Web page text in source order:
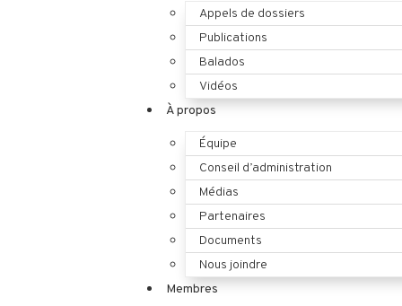
Appels de dossiers
Publications
Balados
Vidéos
À propos
Équipe
Conseil d’administration
Médias
Partenaires
Documents
Nous joindre
Membres